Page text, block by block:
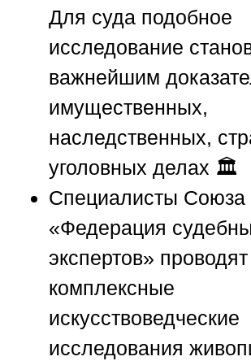
Для суда подобное
исследование
важнейшим
имущественных,
наследственных,
уголовных делах 🏛️
Специалисты Союза
«Федерация
экспертов» проводят
комплексные
искусствоведческие
исследования